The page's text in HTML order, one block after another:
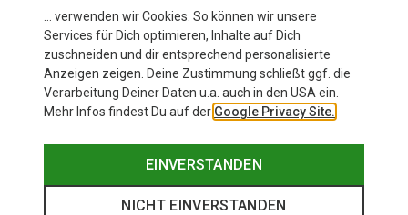
… verwenden wir Cookies. So können wir unsere
Services für Dich optimieren, Inhalte auf Dich
zuschneiden und dir entsprechend personalisierte
Anzeigen zeigen. Deine Zustimmung schließt ggf. die
Verarbeitung Deiner Daten u.a. auch in den USA ein.
Mehr Infos findest Du auf der Google Privacy Site.
EINVERSTANDEN
NICHT EINVERSTANDEN